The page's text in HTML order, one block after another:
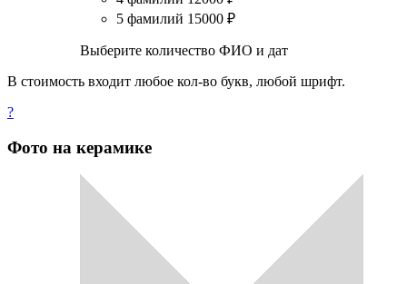
5 фамилий 15000 ₽
Выберите количество ФИО и дат
В стоимость входит любое кол-во букв, любой шрифт.
?
Фото на керамике